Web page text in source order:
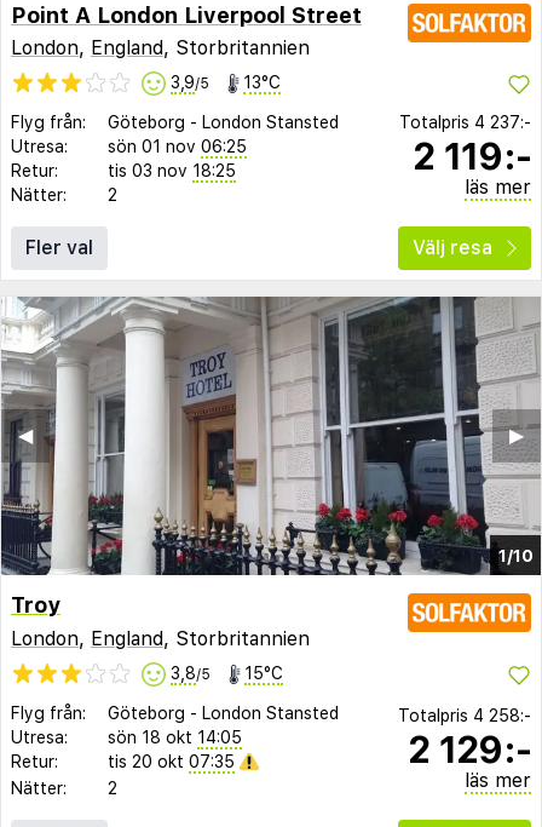
Point A London Liverpool Street
London, England, Storbritannien
3,9/5 13°C
Flyg från: Göteborg - London Stansted
Utresa:
sön 01 nov 06:25
Retur:
tis 03 nov 18:25
Nätter:
2
Totalpris 4 237:-
2 119:-
läs mer
Fler val Välj resa
1/10
▶︎
◀︎
Troy
London, England, Storbritannien
3,8/5 15°C
Flyg från: Göteborg - London Stansted
Utresa:
sön 18 okt 14:05
Retur:
tis 20 okt 07:35
Nätter:
2
Totalpris 4 258:-
2 129:-
läs mer